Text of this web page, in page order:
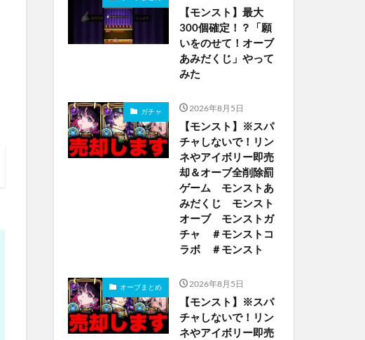
【モンスト】最大
300個確定！？「願
いをのせて！オーブ
あみだくじ」やって
みた
ガチャ 2026年8月5日
【モンスト】※スパ
チャしないで！リン
ネやアイボリー即売
却＆オーブ全削除罰
ゲーム モンストあ
みだくじ モンスト
オーブ モンストガ
チャ ＃モンストコ
ラボ ＃モンスト
オーブまとめ 2026年8月5日
【モンスト】※スパ
チャしないで！リン
ネやアイボリー即売